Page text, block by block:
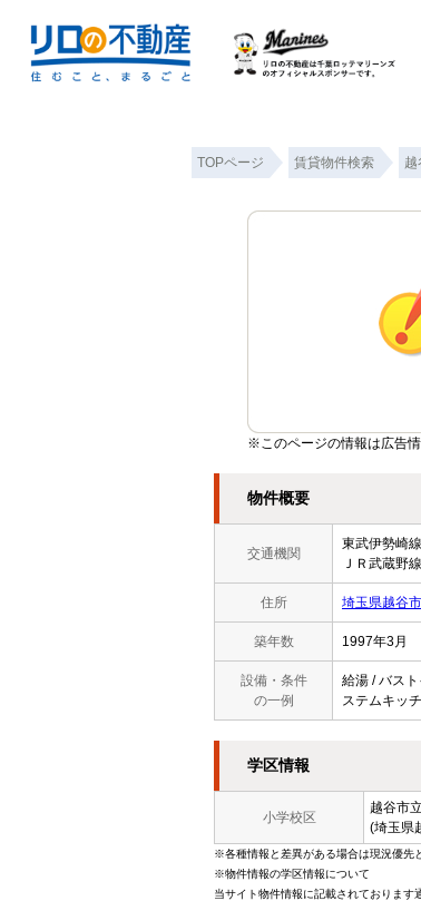
TOPページ 賃貸物件検索 越
※このページの情報は広告
物件概要
交通機関
東武伊勢崎
ＪＲ武蔵
住所 埼玉県越谷
築年数 1997年3月
設備・条件
の一例
給湯 / バス
ステムキッ
学区情報
小学校区
越谷市立
(埼玉県
※各種情報と差異がある場合は現況優先
※物件情報の学区情報について
当サイト物件情報に記載されておりま